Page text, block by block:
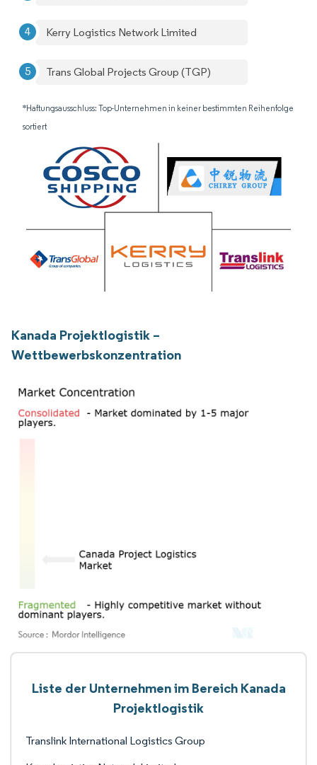
Kerry Logistics Network Limited
Trans Global Projects Group (TGP)
*Haftungsausschluss: Top-Unternehmen in keiner bestimmten Reihenfolge
sortiert
Kanada Projektlogistik –
Wettbewerbskonzentration
Liste der Unternehmen im Bereich Kanada
Projektlogistik
Translink International Logistics Group